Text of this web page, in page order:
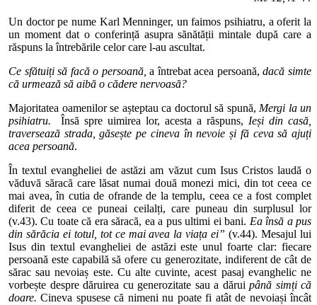
Un doctor pe nume Karl Menninger, un faimos psihiatru, a oferit la
un moment dat o conferință asupra sănătății mintale după care a
răspuns la întrebările celor care l-au ascultat.
Ce sfătuiți să facă o persoană,a întrebat acea persoană,dacă simte
că urmează să aibă o cădere nervoasă?
Majoritatea oamenilor se așteptau ca doctorul să spună, Mergi la un
psihiatru.
Însă spre uimirea lor, acesta a răspuns, Ieși din casă,
traversează strada, găsește pe cineva în nevoie și fă ceva să ajuți
acea persoană.
În textul evangheliei de astăzi am văzut cum Isus Cristos laudă o
văduvă săracă care lăsat numai două monezi mici, din tot ceea ce
mai avea, în cutia de ofrande de la templu, ceea ce a fost complet
diferit de ceea ce puneai ceilalți, care puneau din surplusul lor
(v.43). Cu toate că era săracă, ea a pus ultimi ei bani. Ea însă a pus
din sărăcia ei totul, tot ce mai avea la viața ei” (v.44). Mesajul lui
Isus din textul evangheliei de astăzi este unul foarte clar: fiecare
persoană este capabilă să ofere cu generozitate, indiferent de cât de
sărac sau nevoiaș este. Cu alte cuvinte, acest pasaj evanghelic ne
vorbește despre dăruirea cu generozitate sau a dărui până simți că
doare. Cineva spusese că nimeni nu poate fi atât de nevoiași încât